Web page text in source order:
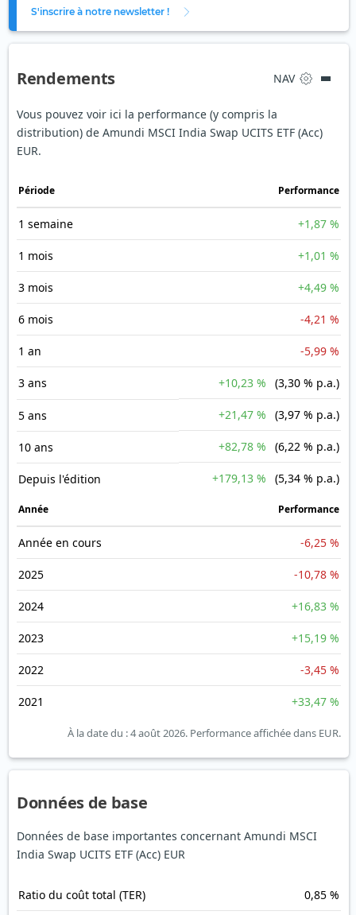
S'inscrire à notre newsletter !
Rendements NAV
Vous pouvez voir ici la performance (y compris la
distribution) de Amundi MSCI India Swap UCITS ETF (Acc)
EUR.
Période Performance
1 semaine +1,87 %
1 mois +1,01 %
3 mois +4,49 %
6 mois -4,21 %
1 an -5,99 %
3 ans +10,23 % (3,30 % p.a.)
5 ans +21,47 % (3,97 % p.a.)
10 ans +82,78 % (6,22 % p.a.)
Depuis l'édition +179,13 % (5,34 % p.a.)
Année Performance
Année en cours -6,25 %
2025 -10,78 %
2024 +16,83 %
2023 +15,19 %
2022 -3,45 %
2021 +33,47 %
À la date du : 4 août 2026. Performance affichée dans EUR.
Données de base
Données de base importantes concernant Amundi MSCI
India Swap UCITS ETF (Acc) EUR
Ratio du coût total (TER) 0,85 %